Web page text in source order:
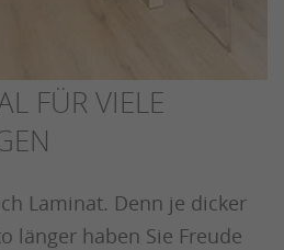
FÜR VIELE
Laminat. Denn je dicker
länger haben Sie Freude